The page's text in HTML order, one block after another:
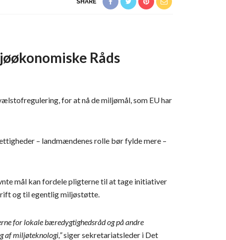
SHARE
Råds
for at nå de miljømål, som EU har
– landmændenes rolle bør fylde mere –
mål kan fordele pligterne til at tage initiativer
og til egentlig miljøstøtte.
for lokale bæredygtighedsråd og på andre
af miljøteknologi,”siger sekretariatsleder i Det